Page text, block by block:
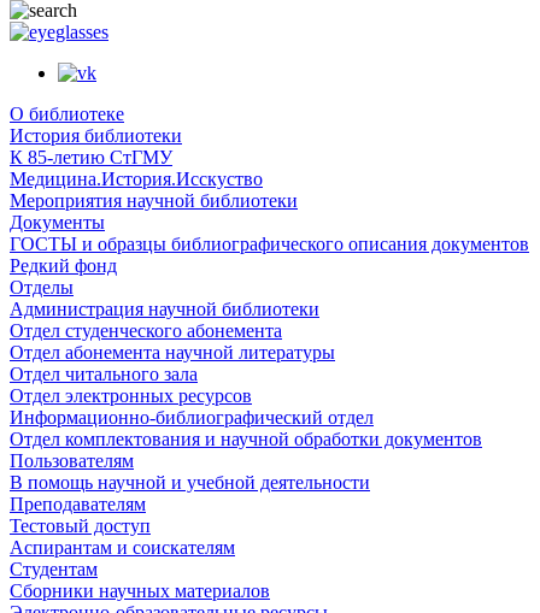
О библиотеке
История библиотеки
К 85-летию СтГМУ
Медицина.История.Исскуство
Мероприятия научной библиотеки
Документы
ГОСТЫ и образцы библиографического описания документов
Редкий фонд
Отделы
Администрация научной библиотеки
Отдел студенческого абонемента
Отдел абонемента научной литературы
Отдел читального зала
Отдел электронных ресурсов
Информационно-библиографический отдел
Отдел комплектования и научной обработки документов
Пользователям
В помощь научной и учебной деятельности
Преподавателям
Тестовый доступ
Аспирантам и соискателям
Студентам
Сборники научных материалов